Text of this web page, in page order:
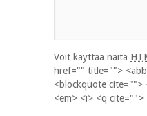
Voit käyttää näitä
href="" title="">
<blockquote cite="">
<em> <i> <q